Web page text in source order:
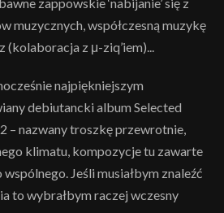
muzycznych, współczesną muzykę
z μ-ziq’iem)...
najpiękniejszym
debiutancki album Selected
– nazwany troszkę przewrotnie,
klimatu, kompozycje tu zawarte
Jeśli musiałbym znaleźć
to wybrałbym raczej wczesny